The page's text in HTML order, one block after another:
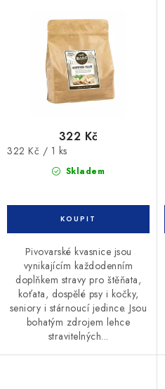
Skladem
322 Kč
Měrná
322 Kč / 1 ks
Pivovarské kvasnice jsou
vynikajícím každodenním
doplňkem stravy pro štěňata,
koťata, dospělé psy i kočky,
seniory i stárnoucí jedince. Jsou
bohatým zdrojem lehce
stravitelných...